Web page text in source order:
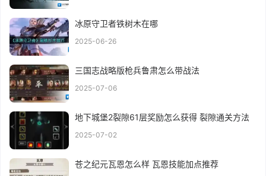
冰原守卫者铁树木在哪
2025-06-26
三国志战略版枪兵鲁肃怎么带战法
2025-07-06
地下城堡2裂隙61层奖励怎么获得 裂隙通关方法
2025-07-02
苍之纪元瓦恩怎么样 瓦恩技能加点推荐